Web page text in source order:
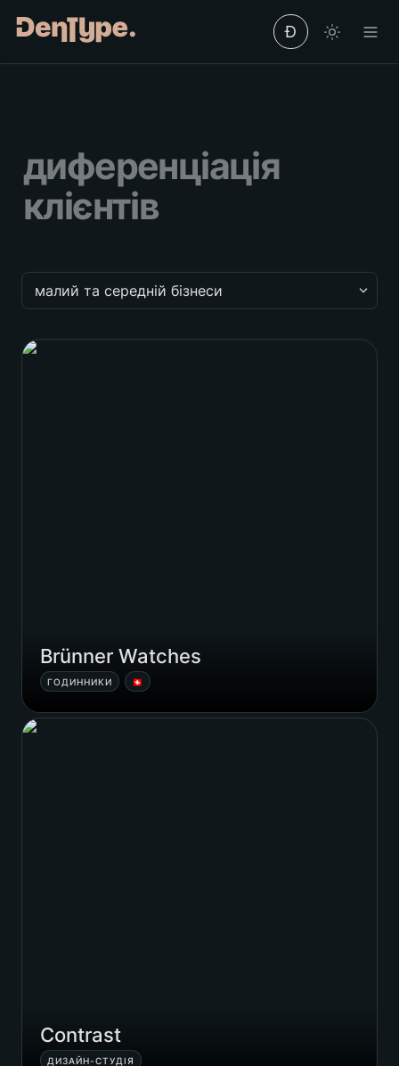
Ð
диференціація
клієнтів
малий та середній бізнеси
малий та середній бізнеси
Brünner Watches
Brünner Watches
ГОДИННИКИ 🇨🇭
Contrast
Contrast
ДИЗАЙН-СТУДІЯ